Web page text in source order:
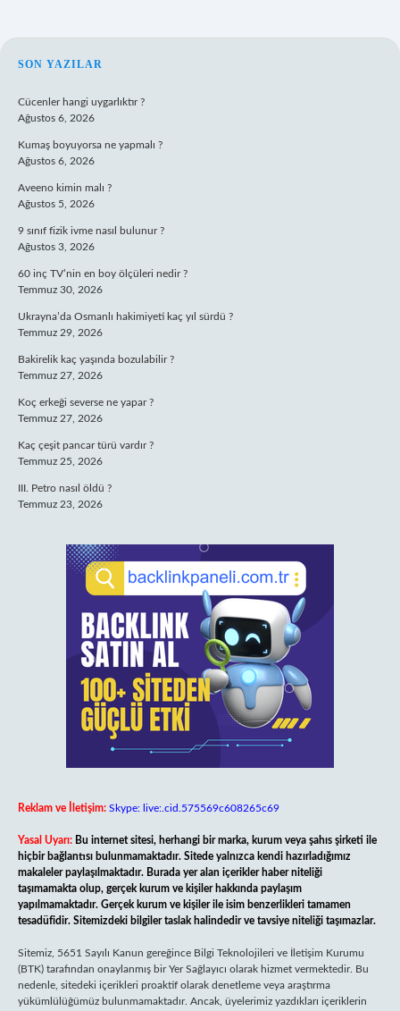
SIDEBAR
SON YAZILAR
Cücenler hangi uygarlıktır ?
Ağustos 6, 2026
Kumaş boyuyorsa ne yapmalı ?
Ağustos 6, 2026
Aveeno kimin malı ?
Ağustos 5, 2026
9 sınıf fizik ivme nasıl bulunur ?
Ağustos 3, 2026
60 inç TV’nin en boy ölçüleri nedir ?
Temmuz 30, 2026
Ukrayna’da Osmanlı hakimiyeti kaç yıl sürdü ?
Temmuz 29, 2026
Bakirelik kaç yaşında bozulabilir ?
Temmuz 27, 2026
Koç erkeği severse ne yapar ?
Temmuz 27, 2026
Kaç çeşit pancar türü vardır ?
Temmuz 25, 2026
III. Petro nasıl öldü ?
Temmuz 23, 2026
Reklam ve İletişim: Skype: live:.cid.575569c608265c69
Yasal Uyarı: Bu internet sitesi, herhangi bir marka, kurum veya şahıs şirketi ile
hiçbir bağlantısı bulunmamaktadır. Sitede yalnızca kendi hazırladığımız
makaleler paylaşılmaktadır. Burada yer alan içerikler haber niteliği
taşımamakta olup, gerçek kurum ve kişiler hakkında paylaşım
yapılmamaktadır. Gerçek kurum ve kişiler ile isim benzerlikleri tamamen
tesadüfidir. Sitemizdeki bilgiler taslak halindedir ve tavsiye niteliği taşımazlar.
Sitemiz, 5651 Sayılı Kanun gereğince Bilgi Teknolojileri ve İletişim Kurumu
(BTK) tarafından onaylanmış bir Yer Sağlayıcı olarak hizmet vermektedir. Bu
nedenle, sitedeki içerikleri proaktif olarak denetleme veya araştırma
yükümlülüğümüz bulunmamaktadır. Ancak, üyelerimiz yazdıkları içeriklerin